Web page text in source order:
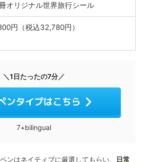
オリジナル世界旅行シール
円（税込32,780円）
＼1日たったの7分／
ンタイプはこちら
7+bilingual
ンはネイティブに厳選してもらい、 日常